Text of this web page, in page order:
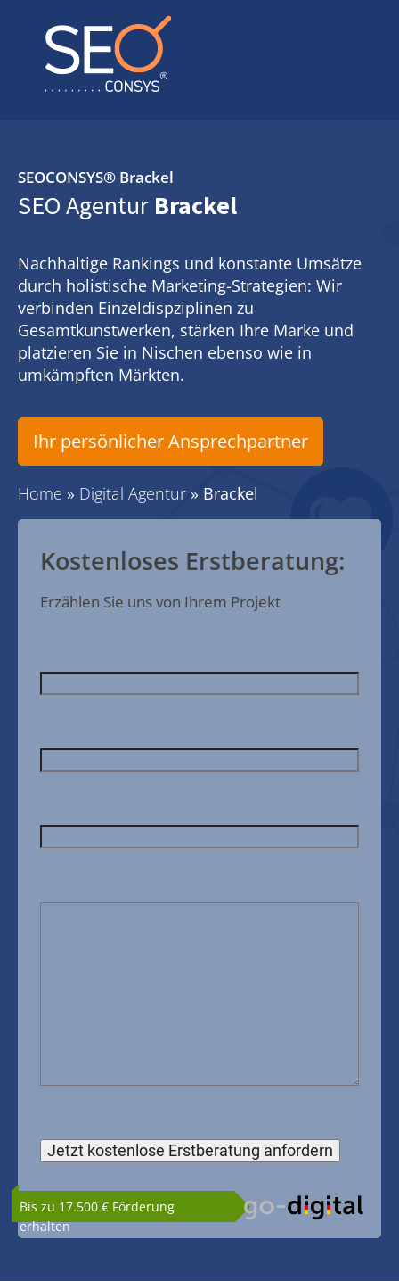
SEOCONSYS® Brackel
SEO Agentur Brackel
Nachhaltige Rankings und konstante Umsätze
durch holistische Marketing-Strategien: Wir
verbinden Einzeldispziplinen zu
Gesamtkunstwerken, stärken Ihre Marke und
platzieren Sie in Nischen ebenso wie in
umkämpften Märkten.
Ihr persönlicher Ansprechpartner
Home » Digital Agentur » Brackel
Kostenloses Erstberatung:
Erzählen Sie uns von Ihrem Projekt
Bis zu 17.500 € Förderung
erhalten